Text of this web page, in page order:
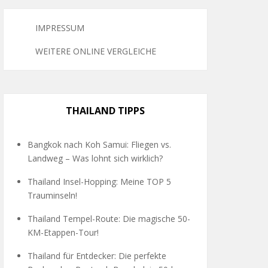
IMPRESSUM
WEITERE ONLINE VERGLEICHE
THAILAND TIPPS
Bangkok nach Koh Samui: Fliegen vs.
Landweg – Was lohnt sich wirklich?
Thailand Insel-Hopping: Meine TOP 5
Trauminseln!
Thailand Tempel-Route: Die magische 50-
KM-Etappen-Tour!
Thailand für Entdecker: Die perfekte